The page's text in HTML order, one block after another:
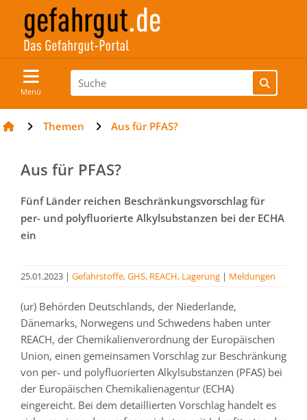
Menü
Themen Aus für PFAS?
Aus für PFAS?
Fünf Länder reichen Beschränkungsvorschlag für
per- und polyfluorierte Alkylsubstanzen bei der ECHA
ein
25.01.2023 | Gefahrstoffe, GHS, REACH, Lagerung | Meldungen
(ur) Behörden Deutschlands, der Niederlande,
Dänemarks, Norwegens und Schwedens haben unter
REACH, der Chemikalienverordnung der Europäischen
Union, einen gemeinsamen Vorschlag zur Beschränkung
von per- und polyfluorierten Alkylsubstanzen (PFAS) bei
der Europäischen Chemikalienagentur (ECHA)
eingereicht. Bei dem detaillierten Vorschlag handelt es